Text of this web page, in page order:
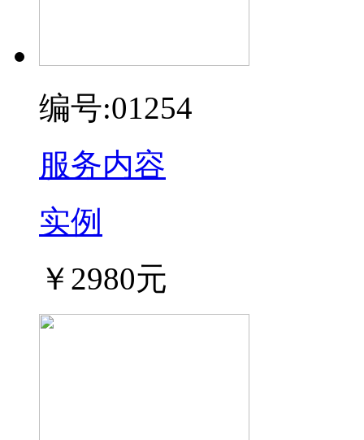
编号:01254
服务内容
实例
￥2980元